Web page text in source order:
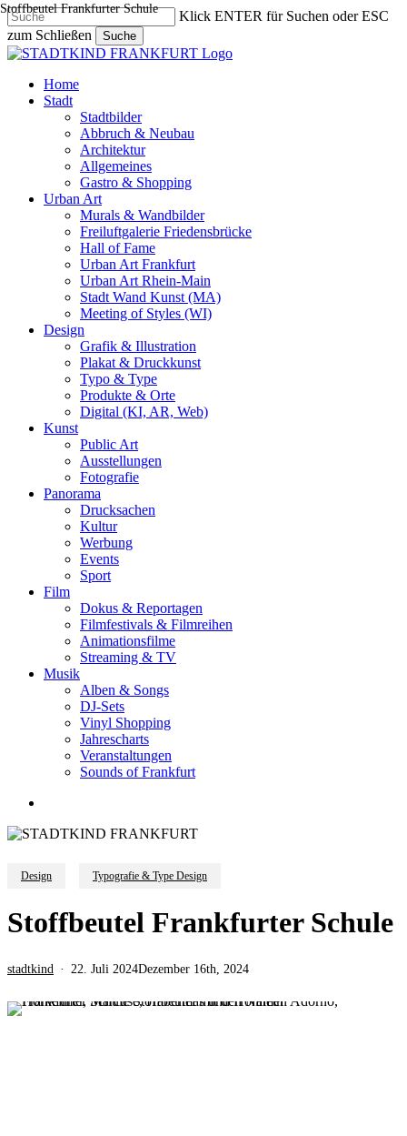
Skip
to
main
content
Klick ENTER für Suchen oder ESC
zum Schließen
Suche
Close
search
Menu
Home
Stadt
Stadtbilder
Abbruch & Neubau
Architektur
Allgemeines
Gastro & Shopping
Urban Art
Murals & Wandbilder
Freiluftgalerie Friedensbrücke
Hall of Fame
Urban Art Frankfurt
Urban Art Rhein-Main
Stadt Wand Kunst (MA)
Meeting of Styles (WI)
Design
Grafik & Illustration
Plakat & Druckkunst
Typo & Type
Produkte & Orte
Digital (KI, AR, Web)
Kunst
Public Art
Ausstellungen
Fotografie
Panorama
Drucksachen
Kultur
Werbung
Events
Sport
Film
Dokus & Reportagen
Filmfestivals & Filmreihen
Animationsfilme
Streaming & TV
Musik
Alben & Songs
DJ-Sets
Vinyl Shopping
Jahrescharts
Veranstaltungen
Sounds of Frankfurt
Design Typografie & Type Design
Stoffbeutel Frankfurter Schule
stadtkind 22. Juli 2024Dezember 16th, 2024
Stoffbeutel Frankfurter Schule